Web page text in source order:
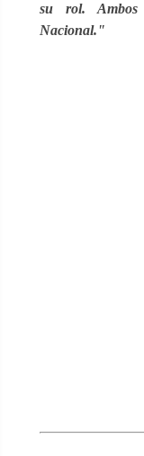
su rol. Ambos
Nacional."